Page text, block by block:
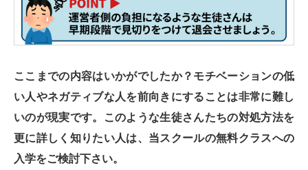
ここまでの内容はいかがでしたか？モチベーションの低
い人やネガティブな人を前向きにすることは非常に難し
いのが現実です。このような生徒さんたちの対処方法を
更に詳しく知りたい人は、当スクールの無料クラスへの
入学をご検討下さい。